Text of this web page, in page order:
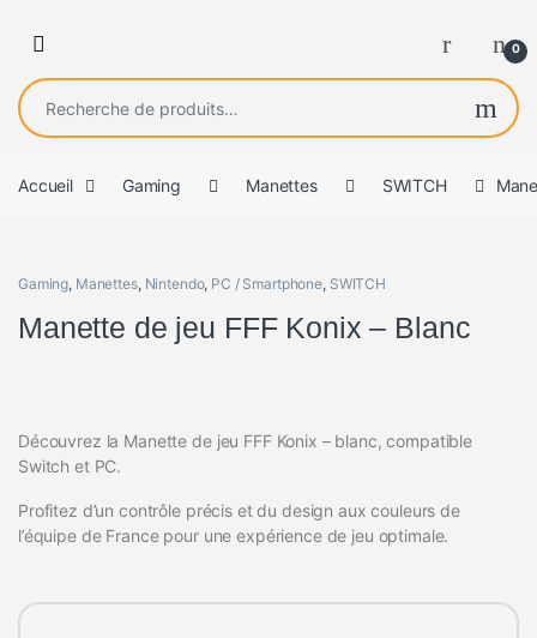
0
Recherche pour :
Accueil Gaming Manettes SWITCH
Gaming, Manettes, Nintendo, PC / Smartphone, SWITCH
Manette de jeu FFF Konix – Blanc
Découvrez la Manette de jeu FFF Konix – blanc, compatible
Switch et PC.
Profitez d’un contrôle précis et du design aux couleurs de
l’équipe de France pour une expérience de jeu optimale.